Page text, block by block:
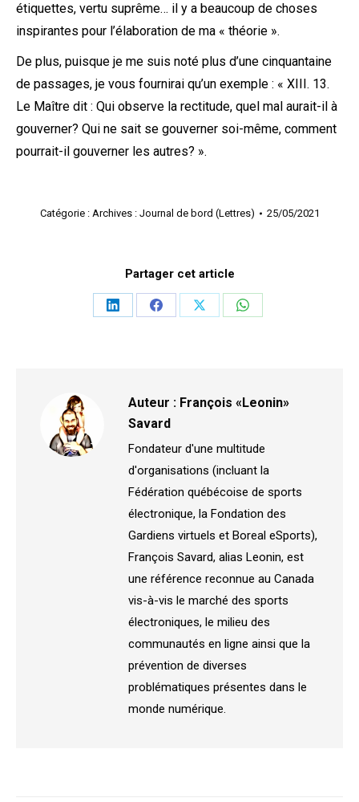
étiquettes, vertu suprême… il y a beaucoup de choses
inspirantes pour l’élaboration de ma « théorie ».
De plus, puisque je me suis noté plus d’une cinquantaine
de passages, je vous fournirai qu’un exemple : « XIII. 13.
Le Maître dit : Qui observe la rectitude, quel mal aurait-il à
gouverner? Qui ne sait se gouverner soi-même, comment
pourrait-il gouverner les autres? ».
Catégorie : Archives : Journal de bord (Lettres) 25/05/2021
Partager cet article
PartagerPartagerPartagerPartager
Auteur : François «Leonin»
Savard
Fondateur d'une multitude
d'organisations (incluant la
Fédération québécoise de sports
électronique, la Fondation des
Gardiens virtuels et Boreal eSports),
François Savard, alias Leonin, est
une référence reconnue au Canada
vis-à-vis le marché des sports
électroniques, le milieu des
communautés en ligne ainsi que la
prévention de diverses
problématiques présentes dans le
monde numérique.